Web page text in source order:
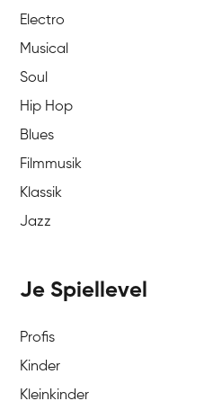
Electro
Musical
Soul
Hip Hop
Blues
Filmmusik
Klassik
Jazz
Je Spiellevel
Profis
Kinder
Kleinkinder